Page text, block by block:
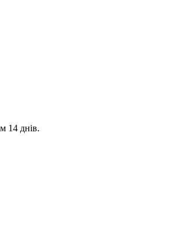
14 днів.